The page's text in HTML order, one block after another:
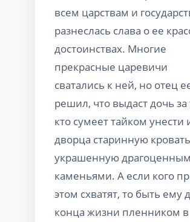
всем царствам и
разнеслась слава о ее
достоинствах. Многие
прекрасные царевичи
сватались к ней, но отец
решил, что выдаст дочь за
кто сумеет тайком унести
дворца старинную
украшенную
каменьями. А если кого
этом схватят, то быть ему
конца жизни пленником в